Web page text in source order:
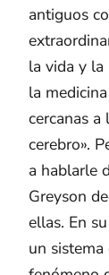
antiguos
la vida y
la
cercanas a
cerebro».
a hablarle
Greyson
ellas. En
un sistema